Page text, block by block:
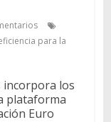
para la
incorpora los
plataforma
Euro